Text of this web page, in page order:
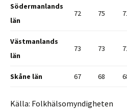
Södermanlands
län
72 75
Västmanlands
län
73 73
Skåne län 67 68
Källa: Folkhälsomyndigheten